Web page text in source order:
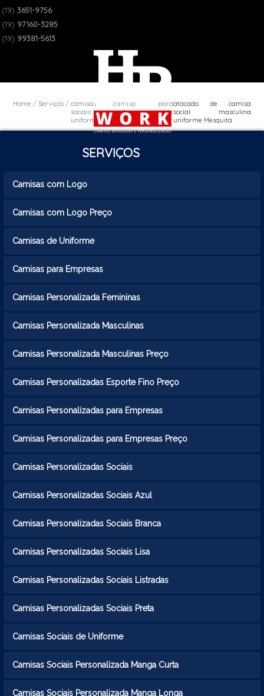
(19) 3651-9756
(19) 97160-3285
(19) 99381-5613
Home Serviços
camisas
sociais de
uniforme
camisa social para
uniforme de
empresa
atacado de camisa
social masculina
uniforme Mesquita
SERVIÇOS
Camisas com Logo
Camisas com Logo Preço
Camisas de Uniforme
Camisas para Empresas
Camisas Personalizada Femininas
Camisas Personalizada Masculinas
Camisas Personalizada Masculinas Preço
Camisas Personalizadas Esporte Fino Preço
Camisas Personalizadas para Empresas
Camisas Personalizadas para Empresas Preço
Camisas Personalizadas Sociais
Camisas Personalizadas Sociais Azul
Camisas Personalizadas Sociais Branca
Camisas Personalizadas Sociais Lisa
Camisas Personalizadas Sociais Listradas
Camisas Personalizadas Sociais Preta
Camisas Sociais de Uniforme
Camisas Sociais Personalizada Manga Curta
Camisas Sociais Personalizada Manga Longa